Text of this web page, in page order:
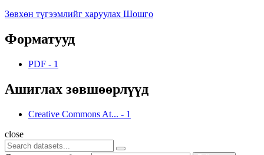
Зөвхөн түгээмлийг харуулах Шошго
Форматууд
PDF - 1
Ашиглах зөвшөөрлүүд
Creative Commons At... - 1
close